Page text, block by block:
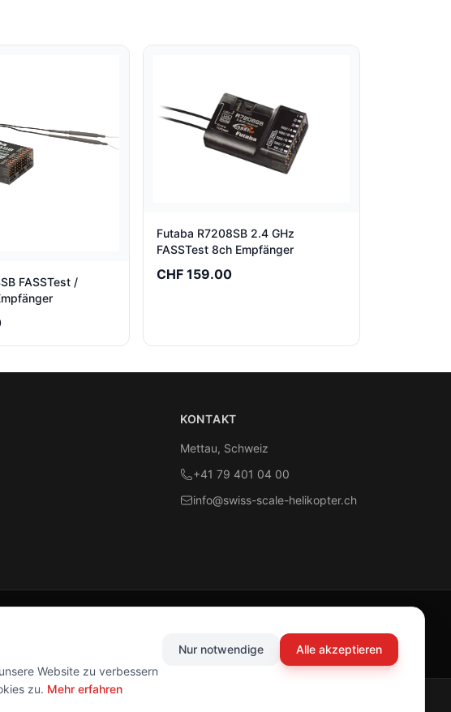
FASSTest /
Futaba R7208SB 2.4 GHz
FASSTest 8ch Empfänger
CHF 159.00
KONTAKT
Mettau, Schweiz
+41 79 401 04 00
info@swiss-scale-helikopter.ch
Website zu verbessern
zu. Mehr erfahren
Nur notwendige Alle akzeptieren